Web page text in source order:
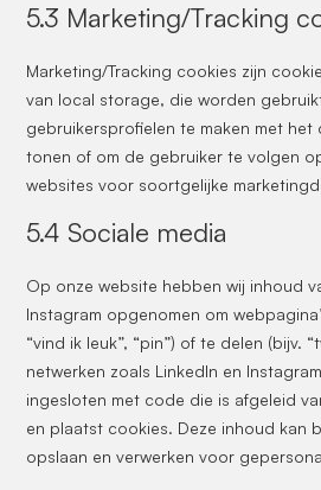
5.3 Marketing/Tracking
Marketing/Tracking cookies zijn
van local storage, die worden
gebruikersprofielen te maken met
tonen of om de gebruiker te volgen
websites voor soortgelijke
5.4 Sociale media
Op onze website hebben wij inhoud
Instagram opgenomen om
“vind ik leuk”, “pin”) of te delen (bijv.
netwerken zoals LinkedIn en
ingesloten met code die is afgeleid
en plaatst cookies. Deze inhoud kan
opslaan en verwerken voor